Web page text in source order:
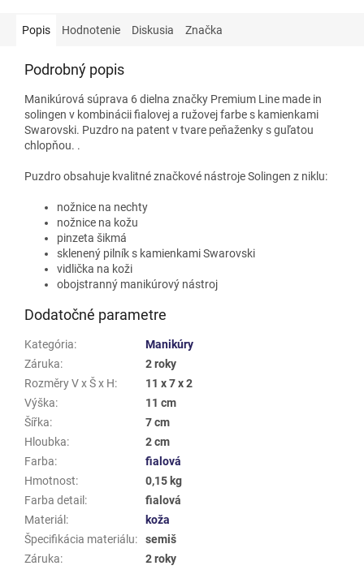
Popis Hodnotenie Diskusia Značka
Podrobný popis
Manikúrová súprava 6 dielna značky Premium Line made in
solingen v kombinácii fialovej a ružovej farbe s kamienkami
Swarovski. Puzdro na patent v tvare peňaženky s guľatou
chlopňou. .
Puzdro obsahuje kvalitné značkové nástroje Solingen z niklu:
nožnice na nechty
nožnice na kožu
pinzeta šikmá
sklenený pilník s kamienkami Swarovski
vidlička na koži
obojstranný manikúrový nástroj
Dodatočné parametre
Kategória:
Manikúry
Záruka:
2 roky
Rozměry V x Š x H:
11 x 7 x 2
Výška:
11 cm
Šířka:
7 cm
Hloubka:
2 cm
Farba:
fialová
Hmotnost:
0,15 kg
Farba detail :
fialová
Materiál :
koža
Špecifikácia materiálu:
semiš
Záruka:
2 roky